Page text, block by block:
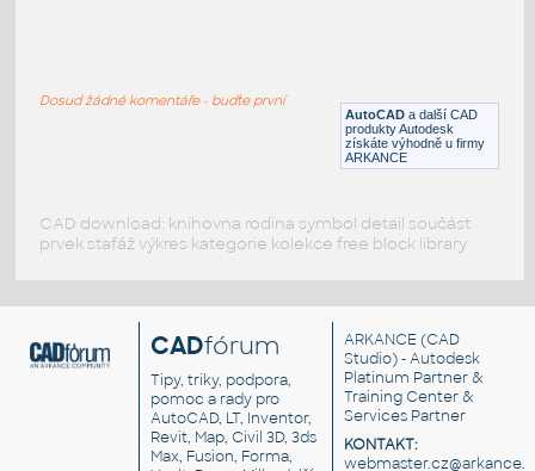
Kamenný stůl
AutoCAD a další CAD
produkty Autodesk
získáte výhodně u firmy
ARKANCE
Dosud žádné komentáře - buďte první
CAD download: knihovna rodina symbol detail součást
prvek stafáž výkres kategorie kolekce free block library
CADfórum
Tipy, triky, podpora,
pomoc a rady pro
AutoCAD, LT, Inventor,
Revit, Map, Civil 3D, 3ds
Max, Fusion, Forma,
ARKANCE (CAD
Studio) - Autodesk
Platinum Partner &
Training Center &
Services Partner
KONTAKT: